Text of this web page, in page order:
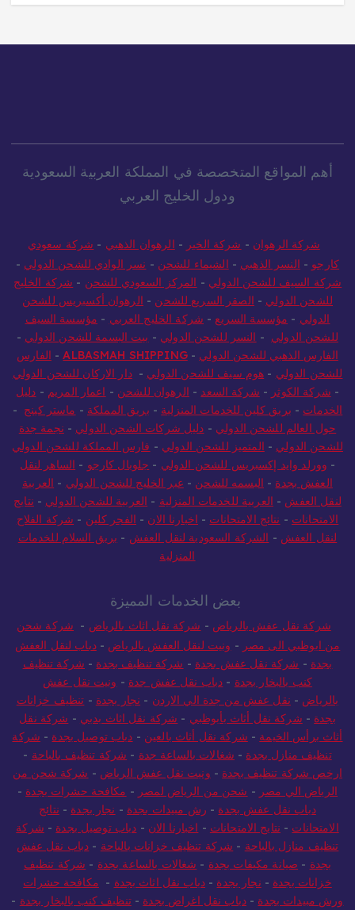
أهم المواقع المتخصصة في المملكة العربية السعودية
ودول الخليج العربي
شركة الرهوان - شركة الخير - الرهوان الذهبي - شركة سعودي
كارجو - النسر الذهبي - الشيماء للشحن - نسر الوادي للشحن الدولي -
شركة السيف للشحن الدولي - المركز السعودي للشحن - شركة الخليج
للشحن الدولي - الصقر السريع للشحن - الرهوان أكسبريس للشحن
الدولي - مؤسسة السريع - شركة الخليج العربي - مؤسسة السيف
للشحن الدولي - النسر للشحن الدولي - بيت البسمة للشحن الدولي -
الفارس الذهبي للشحن الدولي -
ALBASMAH SHIPPING
- الفارس
للشحن الدولي - هوم سيف للشحن الدولي -دار الاركان للشحن الدولي
- شركة الكوثر - شركة السعد - الرهوان للشحن - اعمار المريم - دليل
الخدمات - بريق كلين للخدمات المنزلية - بريق المملكة - ماستر كينج -
حول العالم للشحن الدولي - دليل شركات الشحن الدولي - نجمة جدة
للشحن الدولي - المتميز للشحن الدولي - فارس المملكة للشحن الدولي
- وورلد وايد إكسبريس للشحن الدولي - جلوبال كارجو - الساهر لنقل
العفش بجدة - البسمه للشحن - عبر الخليج للشحن الدولي - العربية
لنقل العفش - العربية للخدمات المنزلية - العربية للشحن الدولي - نتايج
الامتحانات - نتائج الامتحانات - اخبارنا الان - الفجر كلين - شركة الفلاح
لنقل العفش - الشركة السعودية لنقل العفش - بريق السلام للخدمات
المنزلية
بعض الخدمات المميزة
شركة نقل عفش بالرياض - شركة نقل اثاث بالرياض - شركة شحن
من ابوظبي الى مصر - ونيت لنقل العفش بالرياض -دباب لنقل العفش
بجدة - شركة نقل عفش بجدة - شركة تنظيف بجدة - شركة تنظيف
كنب بالبخار بجدة - دباب نقل عفش جدة - ونيت نقل عفش
بالرياض - نقل عفش من جدة الي الاردن - نجار بجدة - تنظيف خزانات
بجدة - شركة نقل أثاث بأبوظبي - شركة نقل اثاث بدبي - شركة نقل
أثاث برأس الخيمة - شركة نقل أثاث بالعين - دباب توصيل بجدة - شركة
تنظيف منازل بجدة - شغالات بالساعة جدة - شركة تنظيف بالباحة -
ارخص شركة تنظيف بجدة - ونيت نقل عفش الرياض - شركة شحن من
الرياض الي مصر - شحن من الرياض لمصر - مكافحة حشرات بجدة -
دباب نقل عفش بجدة - رش مبيدات بجدة - نجار بجدة - نتائج
الامتحانات - نتايج الامتحانات - اخبارنا الان - دباب توصيل بجدة - شركة
تنظيف منازل بالباحة - شركة تنظيف خزانات بالباحة - دباب نقل عفش
بجدة - صيانة مكيفات بجدة - شغالات بالساعة بجدة - شركة تنظيف
خزانات بجدة - نجار بجدة - دباب نقل اثاث بجدة - مكافحة حشرات
ورش مبيدات بجدة -دباب نقل اغراض بجدة -تنظيف كنب بالبخار بجدة -